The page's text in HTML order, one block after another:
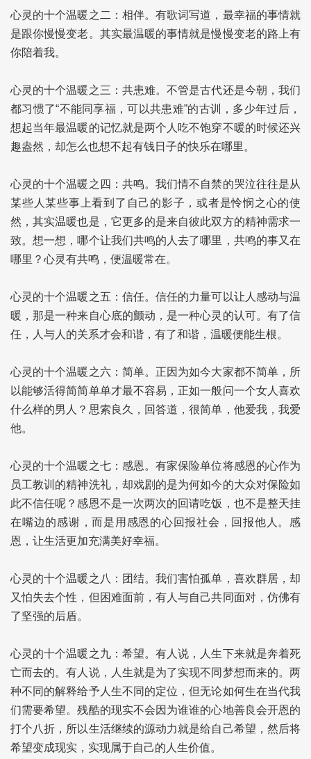
心灵的十个温暖之二：相伴。有歌词写道，最幸福的事情就
是跟你慢慢变老。其实最温暖的事情就是慢慢变老的路上有
你陪着我。
心灵的十个温暖之三：共患难。不管是古代还是今朝，我们
都习惯了“不能同享福，可以共患难”的古训，多少年过后，
想起当年最温暖的记忆就是两个人吃不饱穿不暖的时候还兴
趣盎然，却怎么也想不起有钱日子的快乐在哪里。
心灵的十个温暖之四：共鸣。我们情不自禁的哭泣往往是从
某些人某些事上看到了自己的影子，或者是怜悯之心的使
然，其实温暖也是，它更多的是来自彼此双方的精神需求一
致。想一想，哪个让我们共鸣的人去了哪里，共鸣的事又在
哪里？心灵有共鸣，便温暖常在。
心灵的十个温暖之五：信任。信任的力量可以让人感动与温
暖，那是一种来自心底的颤动，是一种心灵的认可。有了信
任，人与人的关系才会和谐，有了和谐，温暖便能生根。
心灵的十个温暖之六：简单。正因为如今大家都不简单，所
以能够活得简简单单才最不容易，正如一般问一个女人喜欢
什么样的男人？思索良久，回答道，很简单，他爱我，我爱
他。
心灵的十个温暖之七：感恩。有家保险单位将感恩的心作为
员工教训的精神洗礼，却戏剧的是为何如今的大众对保险如
此不信任呢？感恩不是一次两次的回请吃饭，也不是整天挂
在嘴边的感谢，而是用感恩的心回报社会，回报他人。感
恩，让生活更加充满美好幸福。
心灵的十个温暖之八：团结。我们害怕孤单，喜欢群居，却
又怕失去个性，但困难面前，有人与自己共同面对，仿佛有
了坚强的后盾。
心灵的十个温暖之九：希望。有人说，人生下来就是奔着死
亡而去的。有人说，人生就是为了实现不同梦想而来的。两
种不同的解释给予人生不同的定位，但无论如何生在当代我
们需要希望。残酷的现实不会因为谁谁的心地善良会开恩的
打个八折，所以生活继续的源动力就是给自己希望，然后将
希望变成现实，实现属于自己的人生价值。